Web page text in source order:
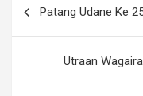
Patang Udane Ke
Utraan